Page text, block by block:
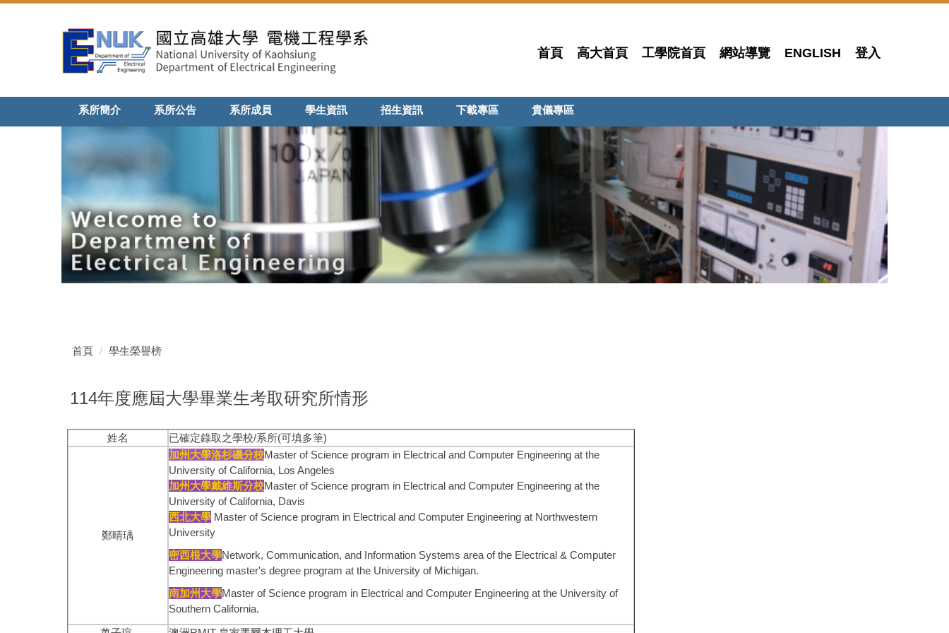
首頁 高大首頁 工學院首頁 網站導覽 ENGLISH 登入
系所簡介 系所公告 系所成員 學生資訊 招生資訊 下載專區 貴儀專區
首頁 學生榮譽榜
114年度應屆大學畢業生考取研究所情形
姓名 已確定錄取之學校/系所(可填多筆)
鄭晴瑀
加州大學洛杉磯分校Master of Science program in Electrical and Computer Engineering at the
University of California, Los Angeles
加州大學戴維斯分校Master of Science program in Electrical and Computer Engineering at the
University of California, Davis
西北大學 Master of Science program in Electrical and Computer Engineering at Northwestern
University
密西根大學Network, Communication, and Information Systems area of the Electrical & Computer
Engineering master's degree program at the University of Michigan.
南加州大學Master of Science program in Electrical and Computer Engineering at the University of
Southern California.